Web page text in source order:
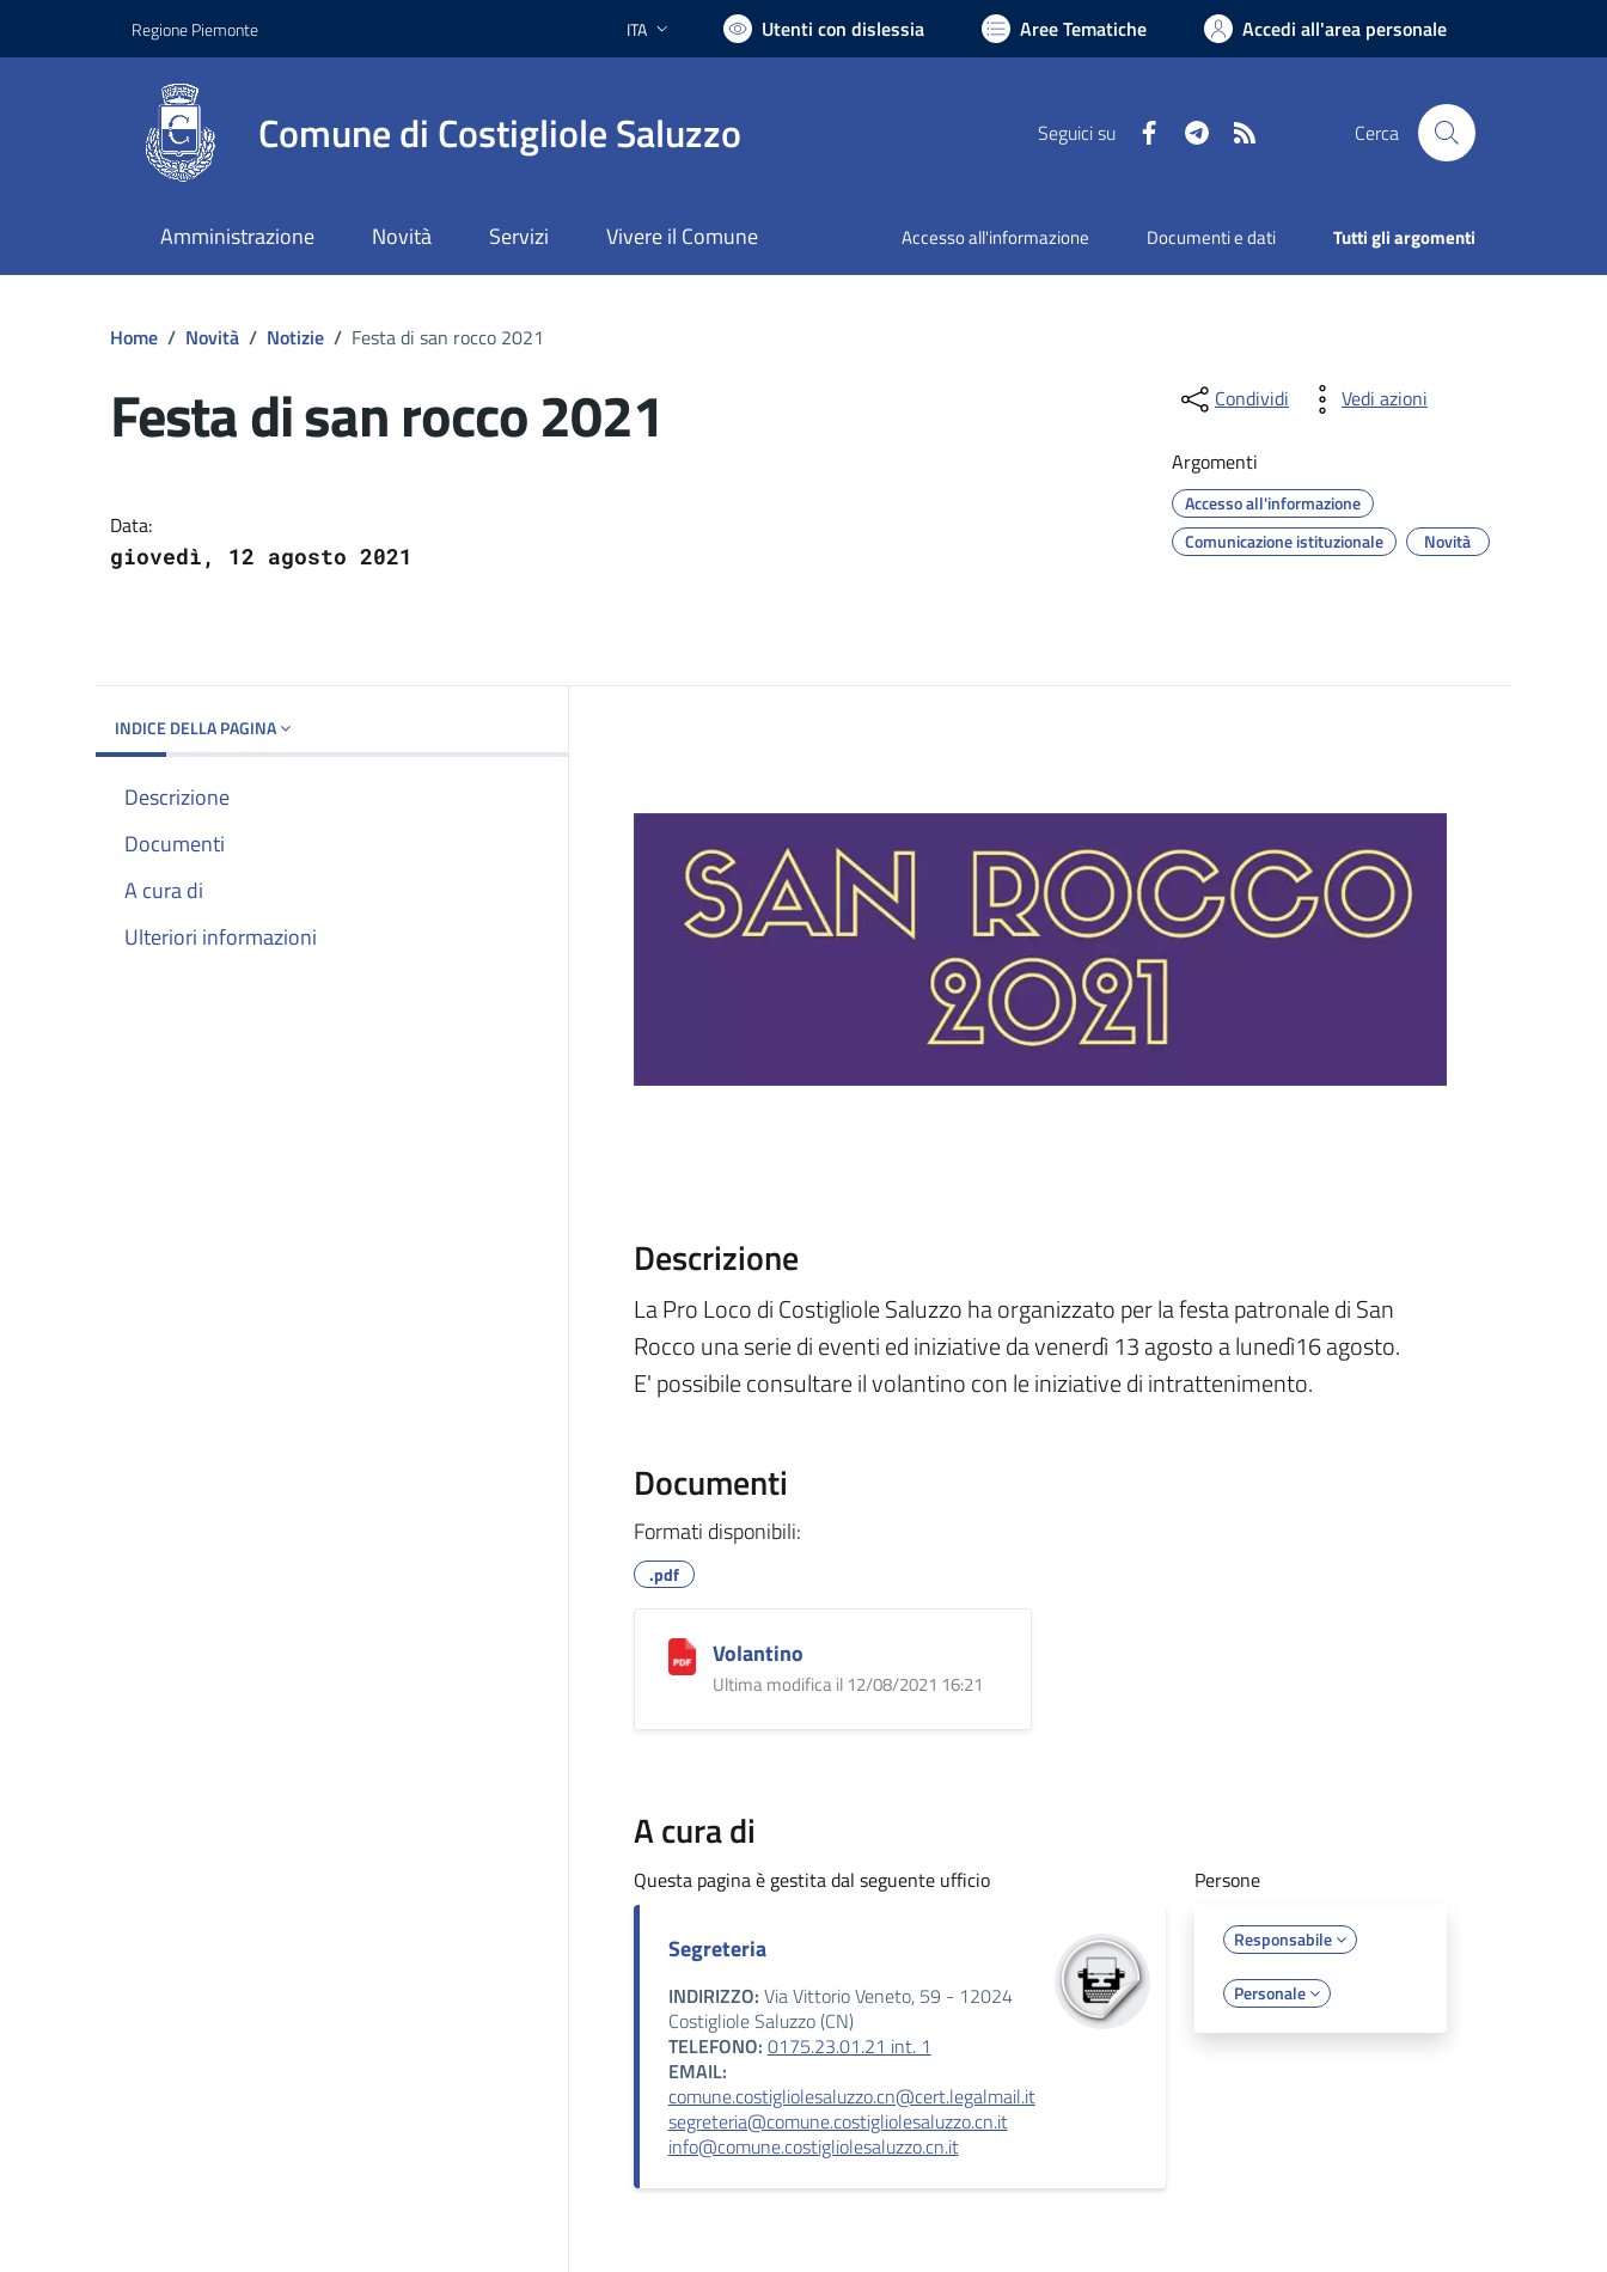
Regione Piemonte Lingua attiva:
ITA Utenti con dislessia Aree Tematiche Accedi all'area personale
Comune di Costigliole Saluzzo Seguici su FacebookTelegram Cerca
Amministrazione Novità Servizi Vivere il Comune Accesso all'informazione Documenti e dati Tutti gli argomenti
Home / Novità / Notizie / Festa di san rocco 2021
Festa di san rocco 2021
Data:
giovedì, 12 agosto 2021
Condividi Vedi azioni
Argomenti
Accesso all'informazione
Comunicazione istituzionale
Novità
INDICE DELLA PAGINA
Descrizione
Documenti
A cura di
Ulteriori informazioni
Descrizione
La Pro Loco di Costigliole Saluzzo ha organizzato per la festa patronale di San
Rocco una serie di eventi ed iniziative da venerdì 13 agosto a lunedì16 agosto.
E' possibile consultare il volantino con le iniziative di intrattenimento.
Documenti
Formati disponibili:
.pdf
Volantino
Ultima modifica il 12/08/2021 16:21
A cura di
Questa pagina è gestita dal seguente ufficio
Segreteria
INDIRIZZO: Via Vittorio Veneto, 59 - 12024
Costigliole Saluzzo (CN)
TELEFONO: 0175.23.01.21 int. 1
EMAIL:
comune.costigliolesaluzzo.cn@cert.legalmail.it
segreteria@comune.costigliolesaluzzo.cn.it
info@comune.costigliolesaluzzo.cn.it
Persone
Responsabile
Personale